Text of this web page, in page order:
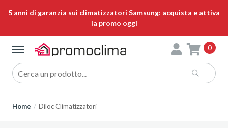
5 anni di garanzia sui climatizzatori Samsung: acquista e attiva
la promo oggi
0
Home Diloc Climatizzatori